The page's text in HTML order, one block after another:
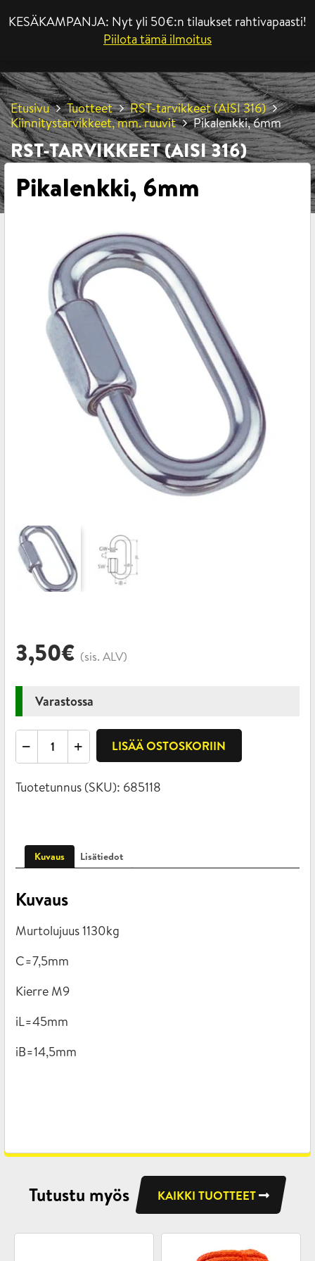
KESÄKAMPANJA: Nyt yli 50€:n tilaukset rahtivapaasti!
Piilota tämä ilmoitus
Etusivu Tuotteet
RST-tarvikkeet (AISI 316)
Kiinnitystarvikkeet, mm. ruuvit
Pikalenkki, 6mm
RST-TARVIKKEET (AISI 316)
Pikalenkki, 6mm
3,50€ (sis. ALV)
Varastossa
Pikalenkki,
LISÄÄ OSTOSKORIIN
Tuotetunnus (SKU): 685118
Kuvaus Lisätiedot
Kuvaus
Murtolujuus 1130kg
C=7,5mm
Kierre M9
iL=45mm
iB=14,5mm
Tutustu myös KAIKKI TUOTTEET